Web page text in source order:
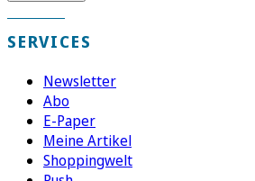
SERVICES
Newsletter
Abo
E-Paper
Meine Artikel
Shoppingwelt